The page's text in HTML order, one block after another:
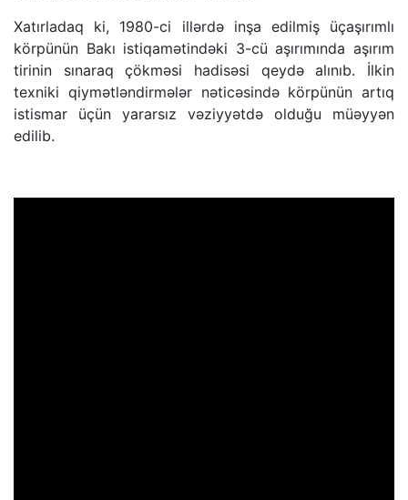
Xatırladaq ki, 1980-ci illərdə inşa edilmiş üçaşırımlı
körpünün Bakı istiqamətindəki 3-cü aşırımında aşırım
tirinin sınaraq çökməsi hadisəsi qeydə alınıb. İlkin
texniki qiymətləndirmələr nəticəsində körpünün artıq
istismar üçün yararsız vəziyyətdə olduğu müəyyən
edilib.